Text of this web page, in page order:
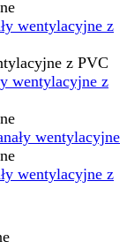
wentylacyjne z
z PVC
wentylacyjne z
wentylacyjne
wentylacyjne z